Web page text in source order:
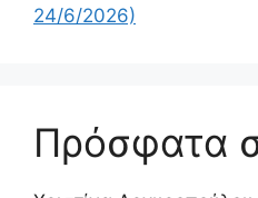
24/6/2026)
Πρόσφατα